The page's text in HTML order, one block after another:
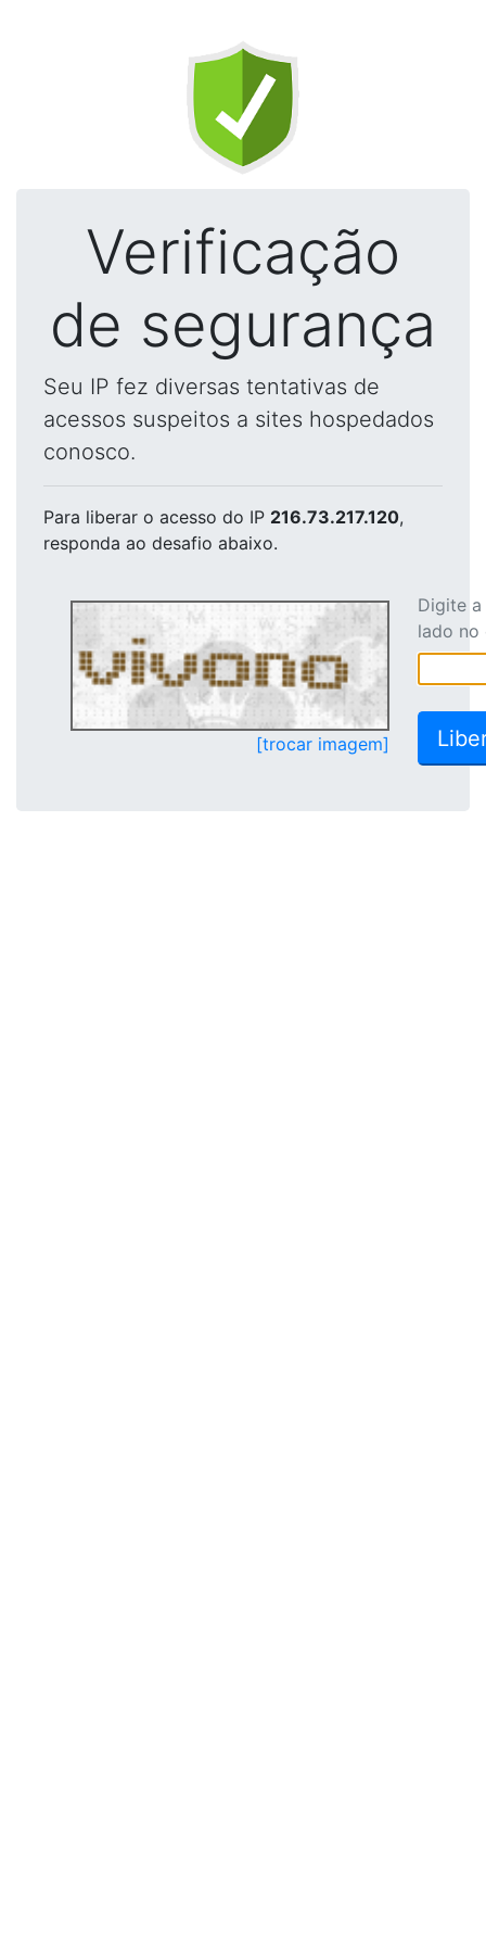
Verificação
de segurança
Seu IP fez diversas tentativas de
acessos suspeitos a sites hospedados
conosco.
Para liberar o acesso do IP 216.73.217.120,
responda ao desafio abaixo.
[trocar imagem]
Digite
lado no